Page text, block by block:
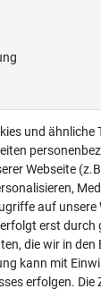
und ähnliche
Webseite
auf unsere
erst durch
die wir in den
kann mit
erfolgen.